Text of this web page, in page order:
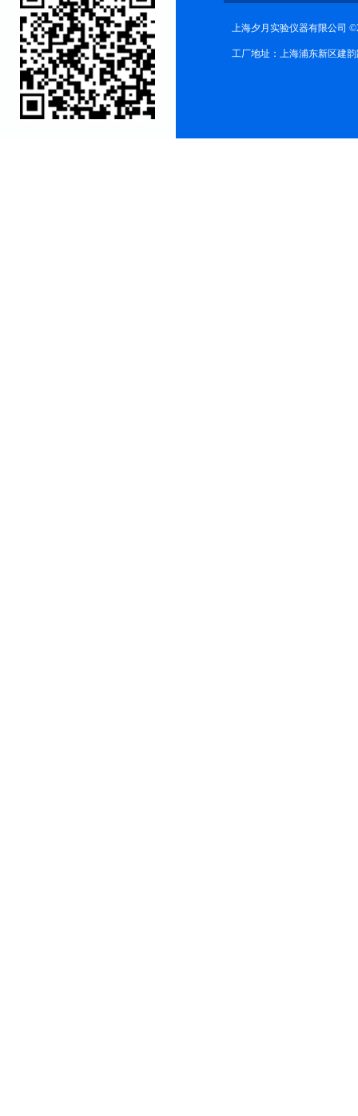
上海夕月实验仪器有限公司
工厂地址：上海浦东新区建韵